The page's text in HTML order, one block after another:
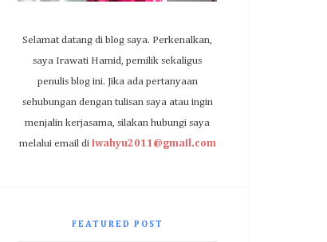
Selamat datang di blog saya. Perkenalkan,
saya Irawati Hamid, pemilik sekaligus
penulis blog ini. Jika ada pertanyaan
sehubungan dengan tulisan saya atau ingin
menjalin kerjasama, silakan hubungi saya
melalui email di iwahyu2011@gmail.com
FEATURED POST